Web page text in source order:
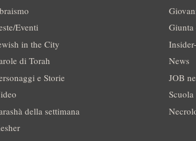
Eventi
in the City
di Torah
e Storie
della settimana
Giunta
News
JOB
Scuola